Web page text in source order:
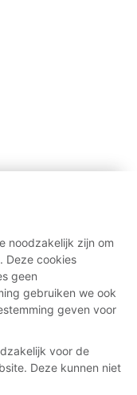
noodzakelijk zijn om
Deze cookies
geen
gebruiken we ook
geven voor
voor de
Deze kunnen niet